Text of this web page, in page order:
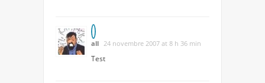
all 24 novembre 2007 at 8 h 36 min
Test